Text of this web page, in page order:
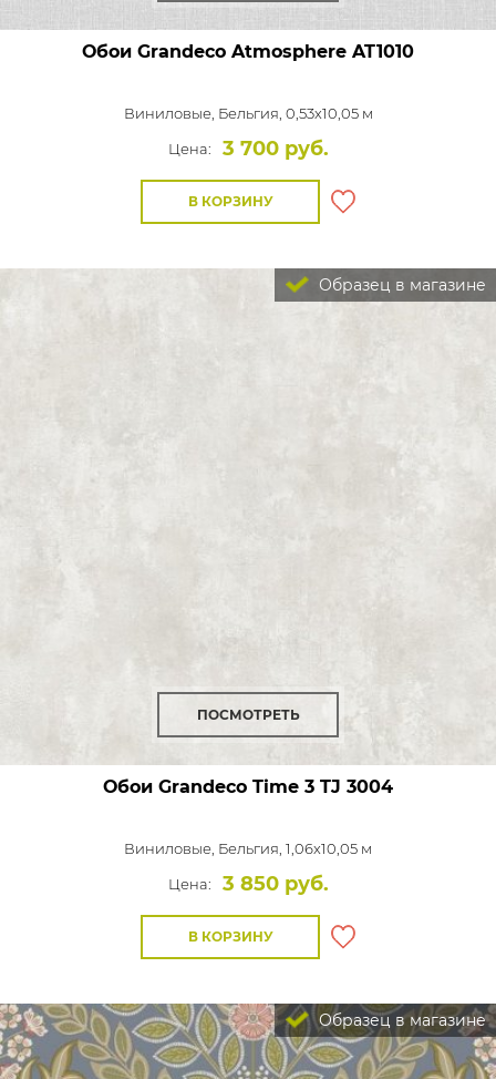
Обои Grandeco Atmosphere AT1010
Виниловые, Бельгия, 0,53x10,05 м
Цена:
3 700 руб.
В КОРЗИНУ
Образец в магазине
ПОСМОТРЕТЬ
Обои Grandeco Time 3 TJ 3004
Виниловые, Бельгия, 1,06x10,05 м
Цена:
3 850 руб.
В КОРЗИНУ
Образец в магазине